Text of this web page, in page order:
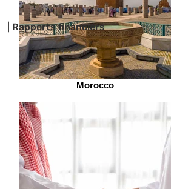
Morocco
| Rapports financiers